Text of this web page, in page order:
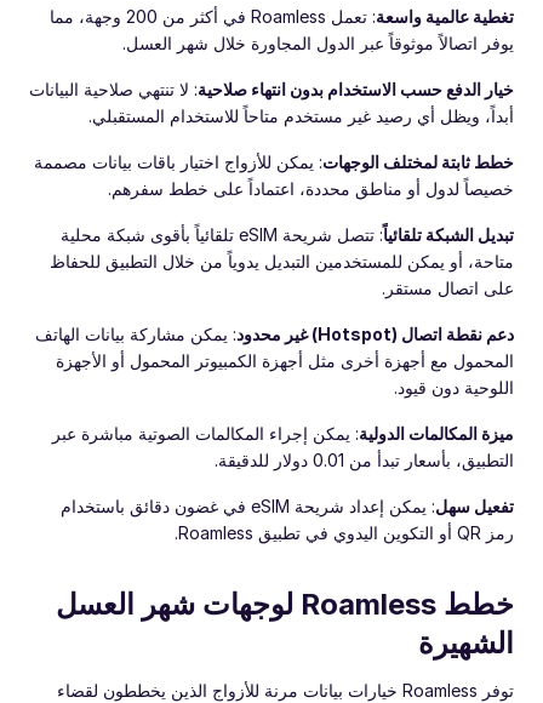
تغطية عالمية واسعة
: تعمل Roamless في أكثر من 200 وجهة، مما
يوفر اتصالاً موثوقاً عبر الدول المجاورة خلال شهر العسل.
خيار الدفع حسب الاستخدام بدون انتهاء صلاحية: لا تنتهي صلاحية البيانات
أبداً، ويظل أي رصيد غير مستخدم متاحاً للاستخدام المستقبلي.
خطط ثابتة لمختلف الوجهات: يمكن للأزواج اختيار باقات بيانات مصممة
خصيصاً لدول أو مناطق محددة، اعتماداً على خطط سفرهم.
تبديل الشبكة تلقائياً
: تتصل شريحة eSIM تلقائياً بأقوى شبكة محلية
متاحة، أو يمكن للمستخدمين التبديل يدوياً من خلال التطبيق للحفاظ
على اتصال مستقر.
دعم نقطة اتصال (Hotspot) غير محدود
: يمكن مشاركة بيانات الهاتف
المحمول مع أجهزة أخرى مثل أجهزة الكمبيوتر المحمول أو الأجهزة
اللوحية دون قيود.
ميزة المكالمات الدولية: يمكن إجراء المكالمات الصوتية مباشرة عبر
التطبيق، بأسعار تبدأ من 0.01 دولار للدقيقة.
تفعيل سهل
: يمكن إعداد شريحة eSIM في غضون دقائق باستخدام
رمز QR أو التكوين اليدوي في تطبيق Roamless.
خطط Roamless لوجهات شهر العسل
الشهيرة
توفر Roamless خيارات بيانات مرنة للأزواج الذين يخططون لقضاء